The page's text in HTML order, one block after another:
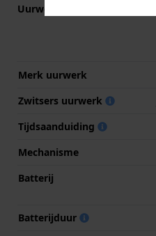
Uurwerk nr.
Merk uurwerk
Zwitsers uurwerk
Tijdsaanduiding
Mechanisme
Batterij
Batterijduur